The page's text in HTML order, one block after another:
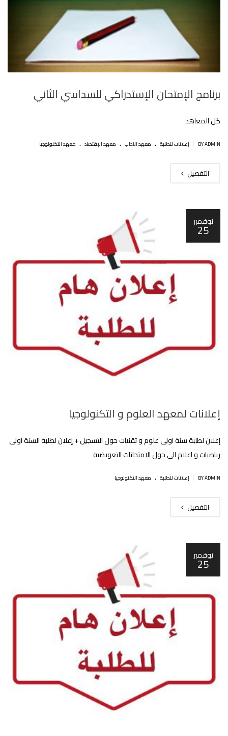
برنامج اﻹمتحان اﻹستدراكي للسداسي الثاني
كل المعاهد
BY ADMIN إعلانات للطلبة . معهد الآداب . معهد الإقتصاد . معهد التكنولوجيا
التفصيل
نوفمبر
25
إعلانات لمعهد العلوم و التكنولوجيا
إعلان لطلبة سنة اولى علوم و تقنيات حول التسجيل + إعلان لطلبة السنة اولى
رياضيات و اعلام الي حول الامتحانات التعويضية
BY ADMIN إعلانات للطلبة . معهد التكنولوجيا
التفصيل
نوفمبر
25